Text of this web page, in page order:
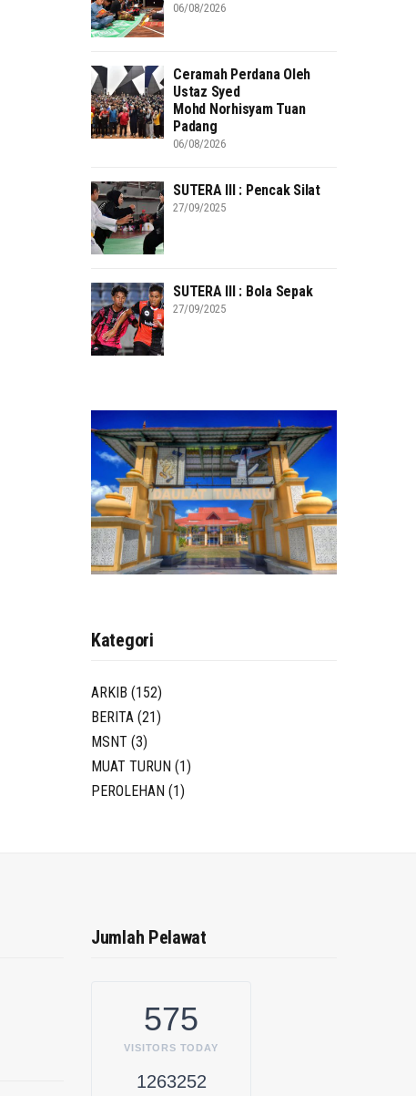
06/08/2026
Ceramah Perdana Oleh
Ustaz Syed
Mohd Norhisyam Tuan
Padang
06/08/2026
SUTERA III : Pencak Silat
27/09/2025
SUTERA III : Bola Sepak
27/09/2025
Kategori
ARKIB (152)
BERITA (21)
MSNT (3)
MUAT TURUN (1)
PEROLEHAN (1)
Jumlah Pelawat
575
VISITORS TODAY
1263252